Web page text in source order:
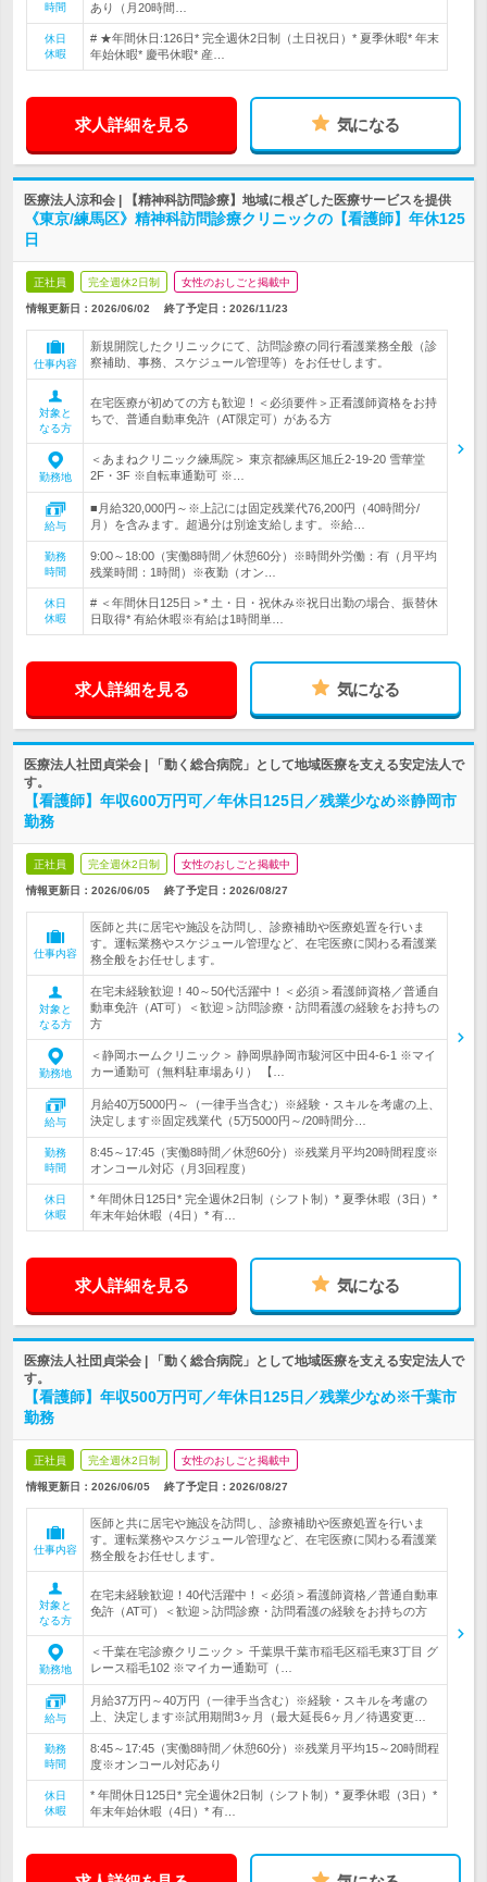
時間
あり（月20時間…
休日
休暇
# ★年間休日:126日* 完全週休2日制（土日祝日）* 夏季休暇* 年末
年始休暇* 慶弔休暇* 産…
求人詳細を見る 気になる
医療法人涼和会 | 【精神科訪問診療】地域に根ざした医療サービスを提供
《東京/練馬区》精神科訪問診療クリニックの【看護師】年休125
日
正社員 完全週休2日制 女性のおしごと掲載中
情報更新日：2026/06/02 終了予定日： 2026/11/23
仕事内容
新規開院したクリニックにて、訪問診療の同行看護業務全般（診
察補助、事務、スケジュール管理等）をお任せします。
対象と
なる方
在宅医療が初めての方も歓迎！＜必須要件＞正看護師資格をお持
ちで、普通自動車免許（AT限定可）がある方
勤務地
＜あまねクリニック練馬院＞ 東京都練馬区旭丘2-19-20 雪華堂
2F・3F ※自転車通勤可 ※…
給与
■月給320,000円～※上記には固定残業代76,200円（40時間分/
月）を含みます。超過分は別途支給します。※給…
勤務
時間
9:00～18:00（実働8時間／休憩60分）※時間外労働：有（月平均
残業時間：1時間）※夜勤（オン…
休日
休暇
# ＜年間休日125日＞* 土・日・祝休み※祝日出勤の場合、振替休
日取得* 有給休暇※有給は1時間単…
求人詳細を見る 気になる
医療法人社団貞栄会 | 「動く総合病院」として地域医療を支える安定法人で
す。
【看護師】年収600万円可／年休日125日／残業少なめ※静岡市
勤務
正社員 完全週休2日制 女性のおしごと掲載中
情報更新日：2026/06/05 終了予定日： 2026/08/27
仕事内容
医師と共に居宅や施設を訪問し、診療補助や医療処置を行いま
す。運転業務やスケジュール管理など、在宅医療に関わる看護業
務全般をお任せします。
対象と
なる方
在宅未経験歓迎！40～50代活躍中！＜必須＞看護師資格／普通自
動車免許（AT可）＜歓迎＞訪問診療・訪問看護の経験をお持ちの
方
勤務地
＜静岡ホームクリニック＞ 静岡県静岡市駿河区中田4-6-1 ※マイ
カー通勤可（無料駐車場あり） 【…
給与
月給40万5000円～（一律手当含む）※経験・スキルを考慮の上、
決定します※固定残業代（5万5000円～/20時間分…
勤務
時間
8:45～17:45（実働8時間／休憩60分）※残業月平均20時間程度※
オンコール対応（月3回程度）
休日
休暇
* 年間休日125日* 完全週休2日制（シフト制）* 夏季休暇（3日）*
年末年始休暇（4日）* 有…
求人詳細を見る 気になる
医療法人社団貞栄会 | 「動く総合病院」として地域医療を支える安定法人で
す。
【看護師】年収500万円可／年休日125日／残業少なめ※千葉市
勤務
正社員 完全週休2日制 女性のおしごと掲載中
情報更新日：2026/06/05 終了予定日： 2026/08/27
仕事内容
医師と共に居宅や施設を訪問し、診療補助や医療処置を行いま
す。運転業務やスケジュール管理など、在宅医療に関わる看護業
務全般をお任せします。
対象と
なる方
在宅未経験歓迎！40代活躍中！＜必須＞看護師資格／普通自動車
免許（AT可）＜歓迎＞訪問診療・訪問看護の経験をお持ちの方
勤務地
＜千葉在宅診療クリニック＞ 千葉県千葉市稲毛区稲毛東3丁目 グ
レース稲毛102 ※マイカー通勤可（…
給与
月給37万円～40万円（一律手当含む）※経験・スキルを考慮の
上、決定します※試用期間3ヶ月（最大延長6ヶ月／待遇変更…
勤務
時間
8:45～17:45（実働8時間／休憩60分）※残業月平均15～20時間程
度※オンコール対応あり
休日
休暇
* 年間休日125日* 完全週休2日制（シフト制）* 夏季休暇（3日）*
年末年始休暇（4日）* 有…